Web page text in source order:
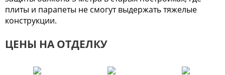
плиты и парапеты не смогут выдержать тяжелые
конструкции.
ЦЕНЫ НА ОТДЕЛКУ